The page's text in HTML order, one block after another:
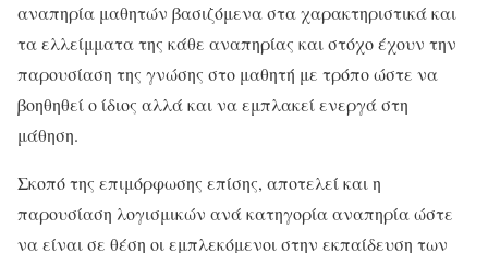
αναπηρία μαθητών βασιζόμενα στα χαρακτηριστικά και
τα ελλείμματα της κάθε αναπηρίας και στόχο έχουν την
παρουσίαση της γνώσης στο μαθητή με τρόπο ώστε να
βοηθηθεί ο ίδιος αλλά και να εμπλακεί ενεργά στη
μάθηση.
Σκοπό της επιμόρφωσης επίσης, αποτελεί και η
παρουσίαση λογισμικών ανά κατηγορία αναπηρία ώστε
να είναι σε θέση οι εμπλεκόμενοι στην εκπαίδευση των